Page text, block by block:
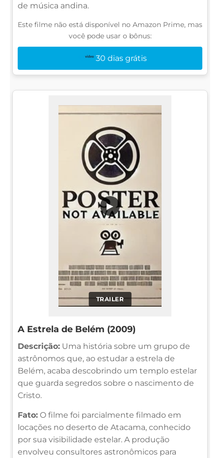
de música andina.
Este filme não está disponível no Amazon Prime, mas
você pode usar o bônus:
30 dias grátis
TRAILER
▶
A Estrela de Belém (2009)
Descrição: Uma história sobre um grupo de
astrônomos que, ao estudar a estrela de
Belém, acaba descobrindo um templo estelar
que guarda segredos sobre o nascimento de
Cristo.
Fato: O filme foi parcialmente filmado em
locações no deserto de Atacama, conhecido
por sua visibilidade estelar. A produção
envolveu consultores astronômicos para